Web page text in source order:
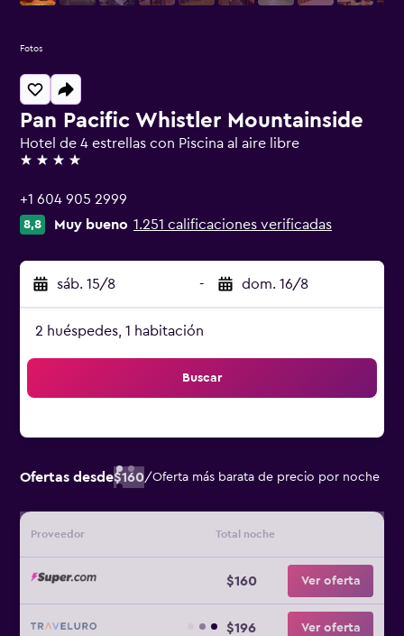
Pan Pacific Whistler Mountainside
Hotel de 4 estrellas con Piscina al aire libre
4 estrellas
+1 604 905 2999
8,8 Muy bueno 1.251 calificaciones verificadas
sáb. 15/8 - dom. 16/8
2 huéspedes, 1 habitación
Buscar
Ofertas desde$160/Oferta más barata de precio por noche
Proveedor Total noche
$160 Ver oferta
$196 Ver oferta
Fotos